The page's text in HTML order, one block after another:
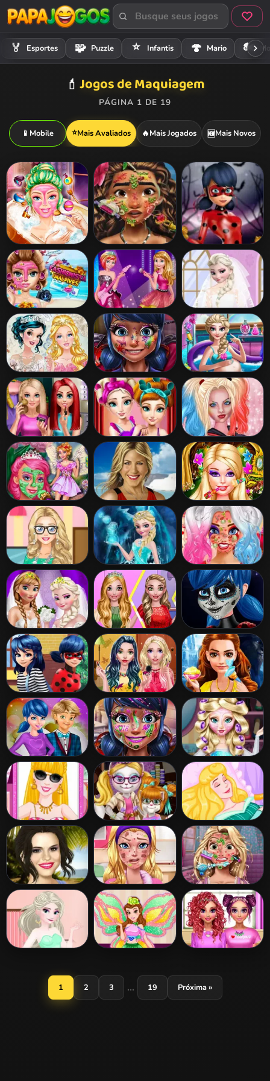
🏅 Esportes 🧩 Puzzle ⭐ Infantis 🍄 Mario 🏍️
💄 Jogos de Maquiagem
PÁGINA 1 DE 19
📱 Mobile ⭐Mais Avaliados 🔥Mais Jogados 🆕Mais Novos
Barbie Beauty
Bath
Moana Skin
Doctor
Ladybug
Halloween Date
Fashionista
Maldives
Elsa And Anna
Royals Rock
Dress
Elsa Wedding
Makeup Artist
Princess Vintage
Prom Gowns
Ladybug Glittery
Makeup
Mommy Elsa
Makeover
BFFs Makeup
Time
Frozen College
Makeover
Barbie And
Harley Quinn
Bffs
Gracie the Fairy
Adventure
Jennifer Aniston
Make Up
Barbie's Fairy
Style
Rapunzel Modern
College Fashion
Frozen Elsa Prep Harley Quinn
Face Care and
Make up
Sisters Wedding
Dress
Amy's Princess
Look
Ladybug
Halloween Face
Art
Ladybug First
Date
BFF Autumn
Makeup
Beauty Belle
Makeover
Ladybug
Valentine Date
Dotted Girl New
Year Makeup
Elsa Frozen Real
Makeover
Barbie Selfie
Make Up
Angela Mommy
Real Makeover
Wake Up
Sleeping Beauty
Selena Gomez
Make Up
Barbie Hero Face
Problem
Goldie Princess
Skin Doctor
Blogger
1 2 3 ... 19 Próxima »